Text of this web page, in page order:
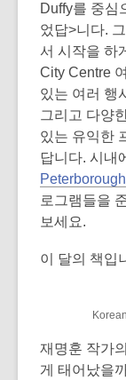
Duffy를 중심
었답>니다.
서 시작을 하
City Centre
있는 여러 행
그리고 다양
있는 유익한
답니다. 시내
Peterborough
로그램들을
보세요.
이 달의 책입
재명훈 작가
게 태어났을